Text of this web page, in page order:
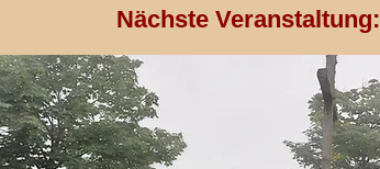
Nächste Veranstaltung: